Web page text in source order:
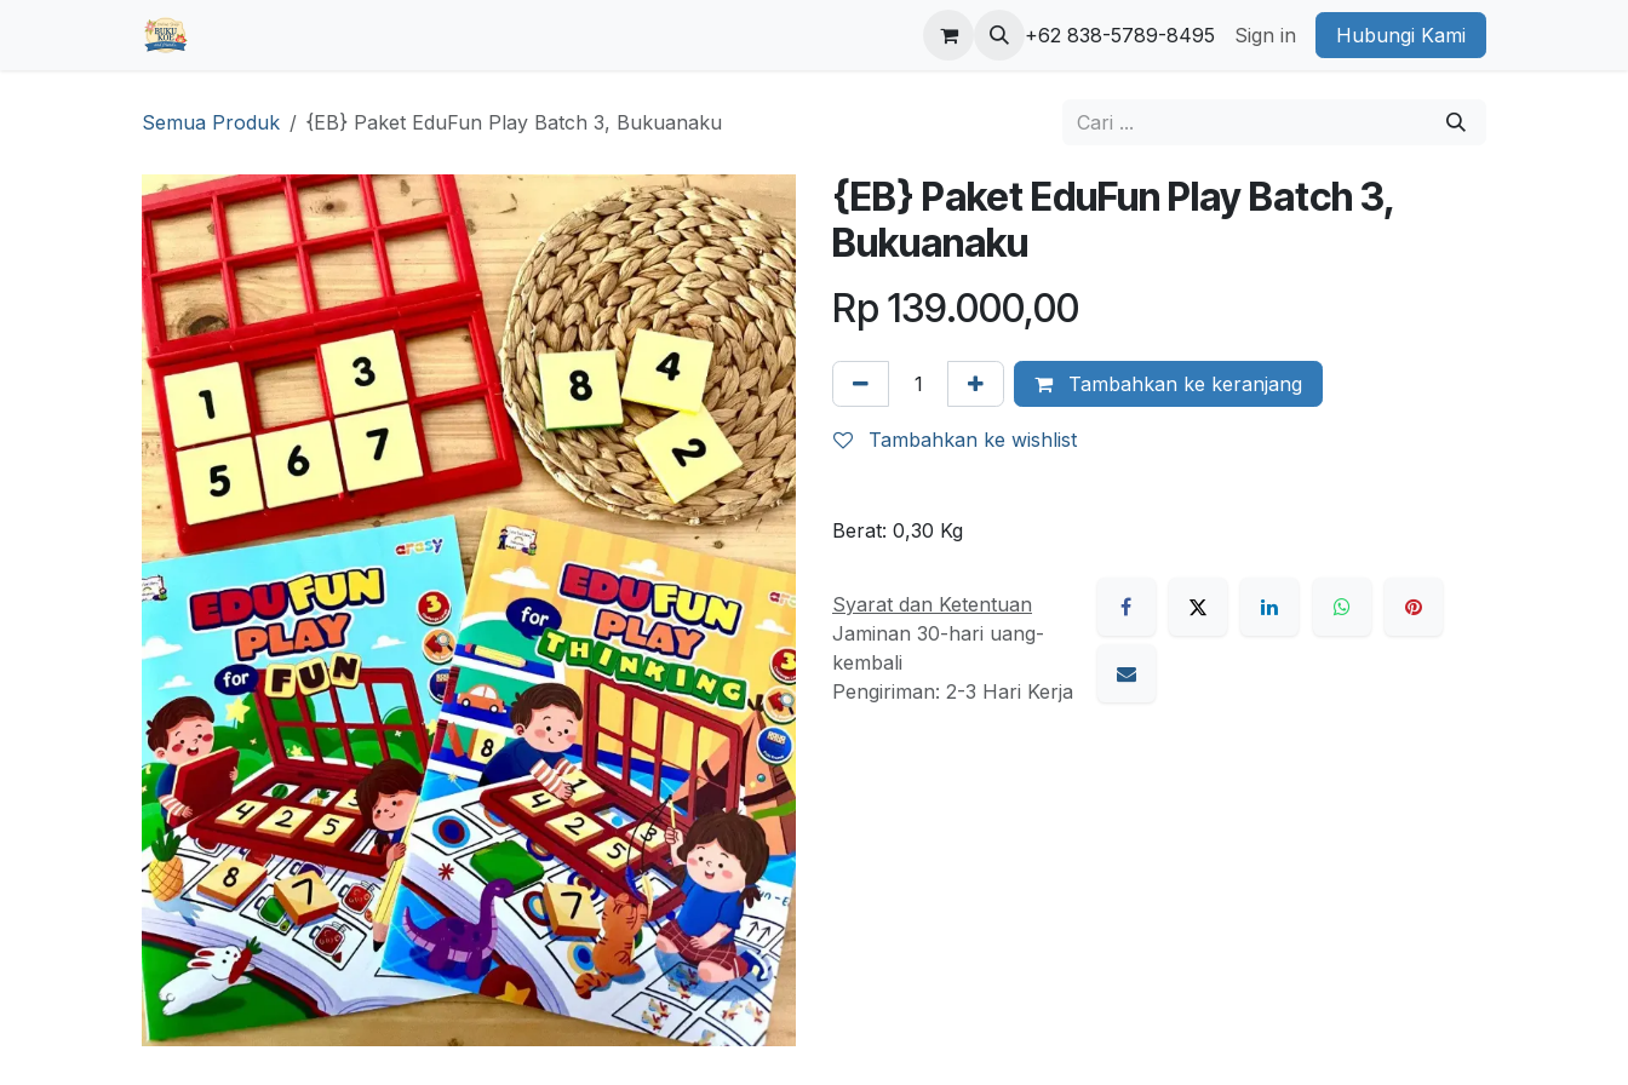
+62 838-5789-8495 Sign in Hubungi Kami
Semua Produk {EB} Paket EduFun Play Batch 3, Bukuanaku
{EB} Paket EduFun Play Batch 3,
Bukuanaku
Rp 139.000,00
Tambahkan ke keranjang
Tambahkan ke wishlist
Berat: 0,30 Kg
Syarat dan Ketentuan
Jaminan 30-hari uang-
kembali
Pengiriman: 2-3 Hari Kerja